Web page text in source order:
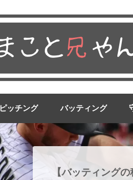
ピッチング バッティング
【バッティングの